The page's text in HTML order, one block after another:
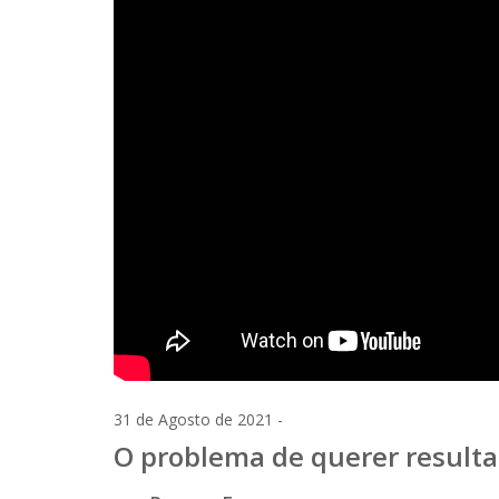
31 de Agosto de 2021 -
O problema de querer